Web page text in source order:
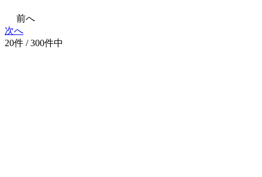
前へ
次へ
20件 / 300件中